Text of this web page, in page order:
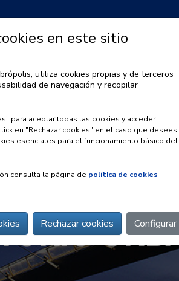
URBANO PREMIO EBRÓPOLIS
en este sitio
utiliza cookies propias y de terceros
de navegación y recopilar
para aceptar todas las cookies y acceder
en "Rechazar cookies" en el caso que desees
esenciales para el funcionamiento básico del
consulta la página de política de cookies
cookies Rechazar cookies Configurar